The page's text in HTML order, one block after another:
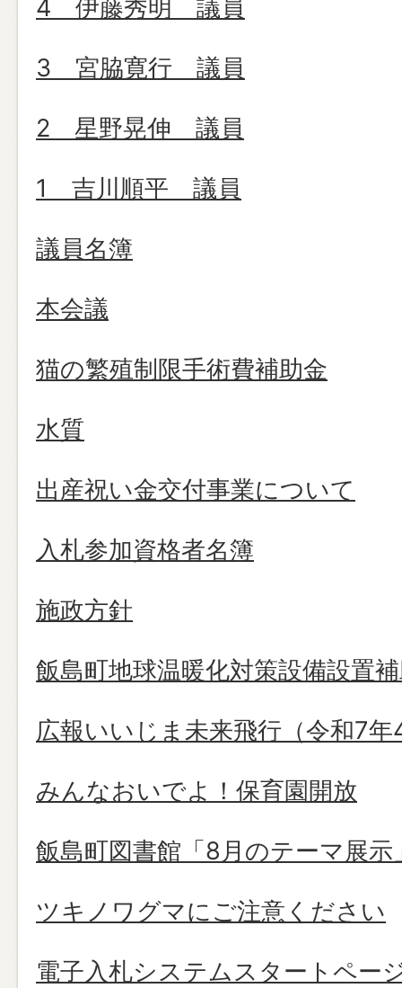
4 伊藤秀明 議員
3 宮脇寛行 議員
2 星野晃伸 議員
1 吉川順平 議員
議員名簿
本会議
猫の繁殖制限手術費補助金
水質
出産祝い金交付事業について
入札参加資格者名簿
施政方針
飯島町地球温暖化対策設備設置
広報いいじま未来飛行（令和7年
みんなおいでよ！保育園開放
飯島町図書館「8月のテーマ展示
ツキノワグマにご注意ください
電子入札システムスタートペー